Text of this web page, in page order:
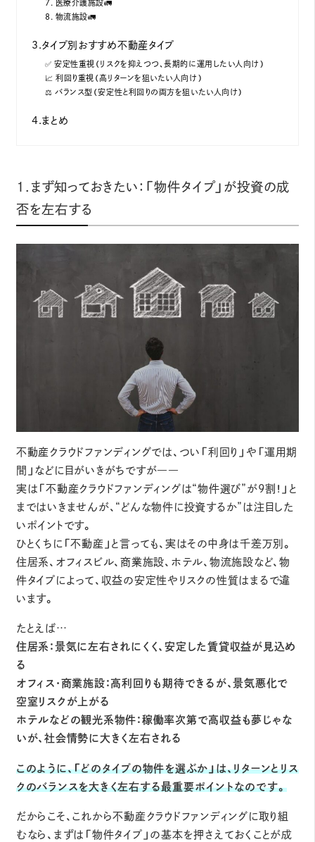
7. 医療介護施設🚛
8. 物流施設🚛
3.タイプ別おすすめ不動産タイプ
✅ 安定性重視（リスクを抑えつつ、長期的に運用したい人向け）
📈 利回り重視（高リターンを狙いたい人向け）
⚖️ バランス型（安定性と利回りの両方を狙いたい人向け）
4.まとめ
1.まず知っておきたい：「物件タイプ」が投資の成
否を左右する
不動産クラウドファンディングでは、つい「利回り」や「運用期
間」などに目がいきがちですが――
実は「不動産クラウドファンディングは“物件選び”が9割！」と
まではいきませんが、“どんな物件に投資するか”は注目した
いポイントです。
ひとくちに「不動産」と言っても、実はその中身は千差万別。
住居系、オフィスビル、商業施設、ホテル、物流施設など、物
件タイプによって、収益の安定性やリスクの性質はまるで違
います。
たとえば…
住居系：景気に左右されにくく、安定した賃貸収益が見込め
る
オフィス・商業施設：高利回りも期待できるが、景気悪化で
空室リスクが上がる
ホテルなどの観光系物件：稼働率次第で高収益も夢じゃな
いが、社会情勢に大きく左右される
このように、「どのタイプの物件を選ぶか」は、リターンとリス
クのバランスを大きく左右する最重要ポイントなのです。
だからこそ、これから不動産クラウドファンディングに取り組
むなら、まずは「物件タイプ」の基本を押さえておくことが成